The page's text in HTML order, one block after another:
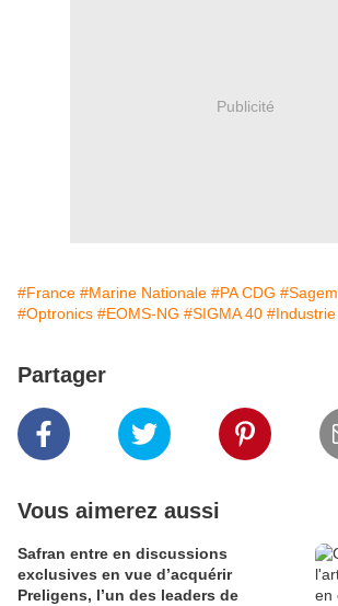
Publicité
#France #Marine Nationale #PA CDG #Sagem
#Optronics #EOMS-NG #SIGMA 40 #Industrie
Partager
Vous aimerez aussi
Safran entre en discussions
exclusives en vue d’acquérir
Preligens, l’un des leaders de